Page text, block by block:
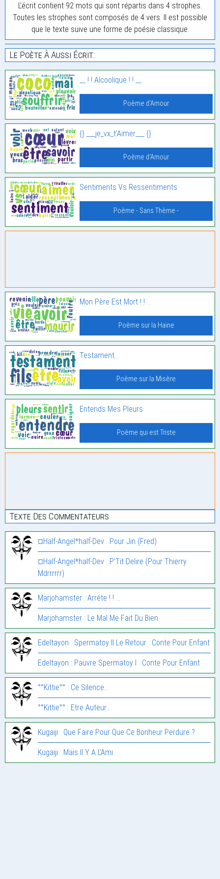
L'écrit contient 92 mots qui sont répartis dans 4 strophes.
Toutes les strophes sont composés de 4 vers. Il est possible
que le texte suive une forme de poésie classique.
Le Poète À Aussi Écrit:
__ ! ! Alcoolique ! ! __
Poème d'Amour
{} ___je_vx_t’Aimer___ {}
Poème d'Amour
Sentiments Vs Ressentiments
Poème - Sans Thème -
Mon Père Est Mort ! ! …
Poème sur la Haine
Testament…
Poème sur la Misère
Entends Mes Pleurs
Poème qui est Triste
Texte Des Commentateurs
¤Half-Angel*half-Dev : Pour Jin (Fred)
¤Half-Angel*half-Dev : P’Tit Delire (Pour Thierry
Mdrrrrrr)
Marjohamster : Arréte ! ! …
Marjohamster : Le Mal Me Fait Du Bien
Edeltayon : Spermatoy II Le Retour : Conte Pour Enfant
Edeltayon : Pauvre Spermatoy I : Conte Pour Enfant
°°Kittie°° : Ce Silence…
°°Kittie°° : Etre Auteur…
Kugaiji : Que Faire Pour Que Ce Bonheur Perdure ?
Kugaiji : Mais Il Y A L’Ami